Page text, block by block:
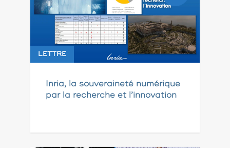
LETTRE
Inria, la souveraineté numérique
par la recherche et l’innovation